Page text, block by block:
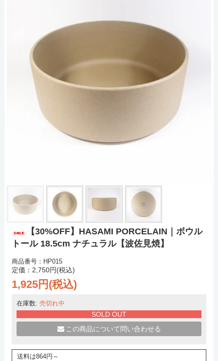
【30%OFF】HASAMI PORCELAIN｜ボウル
トール 18.5cm ナチュラル【波佐見焼】
商品番号：HP015
定価：2,750円(税込)
1,925円(税込)
在庫数: 売切れ中
SOLD OUT
この商品について問い合わせる
送料は864円～